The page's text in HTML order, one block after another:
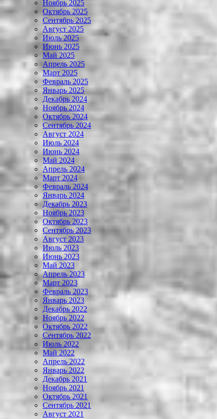
Ноябрь 2025
Октябрь 2025
Сентябрь 2025
Август 2025
Июль 2025
Июнь 2025
Май 2025
Апрель 2025
Март 2025
Февраль 2025
Январь 2025
Декабрь 2024
Ноябрь 2024
Октябрь 2024
Сентябрь 2024
Август 2024
Июль 2024
Июнь 2024
Май 2024
Апрель 2024
Март 2024
Февраль 2024
Январь 2024
Декабрь 2023
Ноябрь 2023
Октябрь 2023
Сентябрь 2023
Август 2023
Июль 2023
Июнь 2023
Май 2023
Апрель 2023
Март 2023
Февраль 2023
Январь 2023
Декабрь 2022
Ноябрь 2022
Октябрь 2022
Сентябрь 2022
Июль 2022
Май 2022
Апрель 2022
Январь 2022
Декабрь 2021
Ноябрь 2021
Октябрь 2021
Сентябрь 2021
Август 2021